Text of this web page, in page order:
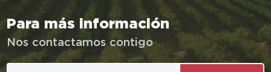
Para más información
Nos contactamos contigo